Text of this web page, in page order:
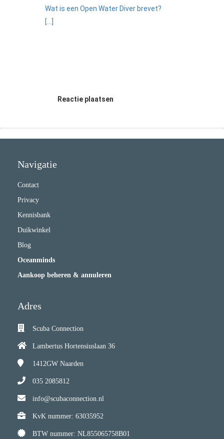
Wat is een Open Water Diver brevet?
[...]
Reactie plaatsen
Navigatie
Contact
Privacy
Kennisbank
Duikwinkel
Blog
Oceanminds
Aankoop beheren & annuleren
Adres
Scuba Connection
Lambertus Hortensiuslaan 36
1412GW Naarden
035 2085812
info@scubaconnection.nl
KvK nummer: 63035952
BTW nummer: NL855065758B01